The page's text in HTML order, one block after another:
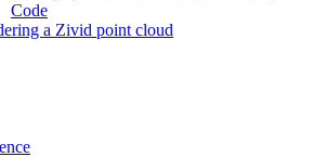
Code
a Zivid point cloud